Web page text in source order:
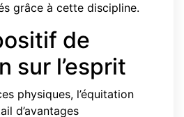
grâce à cette discipline.
de
sur l’esprit
physiques, l’équitation
d’avantages